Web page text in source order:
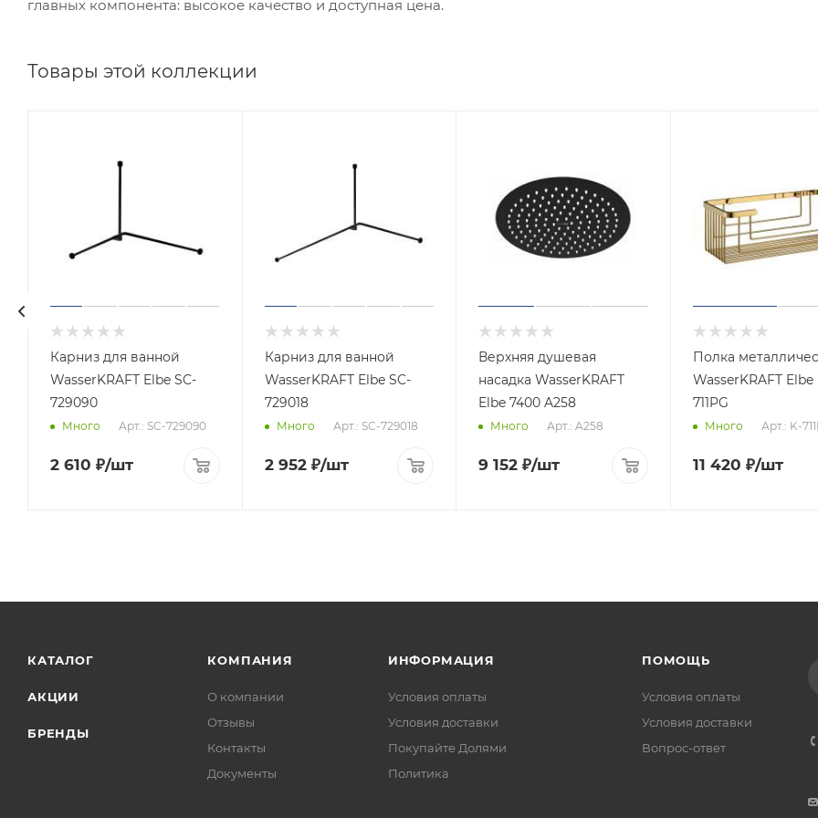
главных компонента: высокое качество и доступная цена.
Товары этой коллекции
Карниз для ванной
WasserKRAFT Elbe SC-
729090
Много Арт.: SC-729090
2 610 ₽/шт
Карниз для ванной
WasserKRAFT Elbe SC-
729018
Много Арт.: SC-729018
2 952₽/шт
Верхняя душевая
насадка WasserKRAFT
Elbe 7400 A258
Много Арт.: A258
9 152 ₽/шт
Полка
WasserKRAFT Elbe K-
711PG
Много Арт.: K-
11 420 ₽/шт
КАТАЛОГ
АКЦИИ
БРЕНДЫ
КОМПАНИЯ
О компании
Отзывы
Контакты
Документы
ИНФОРМАЦИЯ
Условия оплаты
Условия доставки
Покупайте Долями
Политика
ПОМОЩЬ
Условия оплаты
Условия доставки
Вопрос-ответ